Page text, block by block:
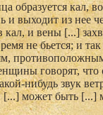
образуется кал,
и выходит из нее
кал, и вены [...]
не бьется; и
говорят, что
нибудь звук
[...] может быть [...]